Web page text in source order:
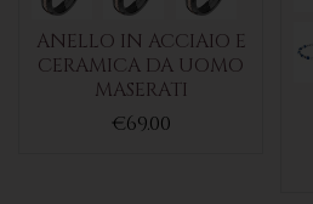
ANELLO IN ACCIAIO E
CERAMICA DA UOMO
MASERATI
€69.00